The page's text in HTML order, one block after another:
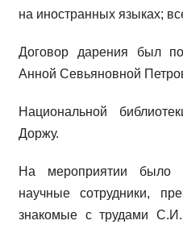
на иностранных языках;
Договор дарения был
Анной Севьяновной
Национальной
Доржу.
На мероприятии было
научные сотрудники,
знакомые с трудами